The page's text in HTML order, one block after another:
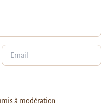
à modération.